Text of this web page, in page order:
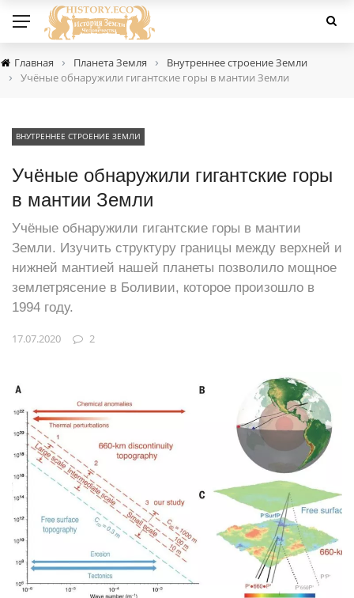
Главная › Планета Земля › Внутреннее строение Земли
› Учёные обнаружили гигантские горы в мантии Земли
ВНУТРЕННЕЕ СТРОЕНИЕ ЗЕМЛИ
Учёные обнаружили гигантские горы
в мантии Земли
Учёные обнаружили гигантские горы в мантии
Земли. Изучить структуру границы между верхней и
нижней мантией нашей планеты позволило мощное
землетрясение в Боливии, которое произошло в
1994 году.
17.07.2020 2